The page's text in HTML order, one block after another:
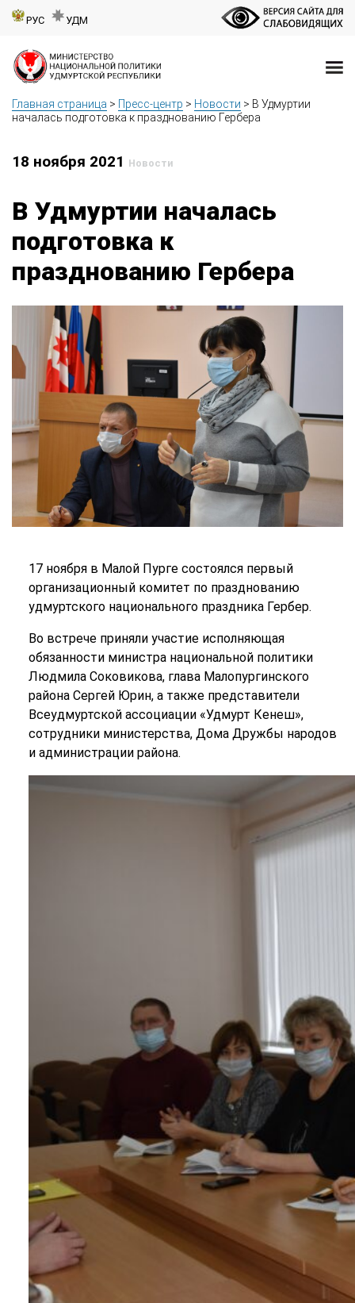
РУС УДМ
Главная страница > Пресс-центр > Новости > В Удмуртии
началась подготовка к празднованию Гербера
18 ноября 2021 Новости
В Удмуртии началась
подготовка к
празднованию Гербера
17 ноября в Малой Пурге состоялся первый
организационный комитет по празднованию
удмуртского национального праздника Гербер.
Во встрече приняли участие исполняющая
обязанности министра национальной политики
Людмила Соковикова, глава Малопургинского
района Сергей Юрин, а также представители
Всеудмуртской ассоциации «Удмурт Кенеш»,
сотрудники министерства, Дома Дружбы народов
и администрации района.